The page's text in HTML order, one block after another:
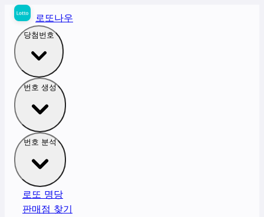
로또나우
당첨번호
번호 생성
번호 분석
로또 명당
판매점 찾기